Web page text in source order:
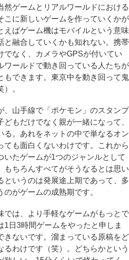
然ゲームとリアルワールドにおける
こに新しいゲームを作っていくかが
えばゲーム機はモバイルという意味
と融合していくかも知れない。携帯
でなく、カメラやGPSが付いてい
ワールドで動き回っている人たちが
もできます。東京中を動き回って鬼
。
山手線で「ポケモン」のスタンプ
もだけでなく親が一緒になって、
る。あれをネットの中で単なるオン
ても面白くないわけです。これから
いたゲームが1つのジャンルとして
もちろんすべてがそうなるとは思い
というのは発展途上期であって、多
がゲームの成熟期です。
は、より手軽なゲームがもっとで
1日3時間ゲームをやったと申しま
きないです。溜まっている原稿をど
るわけです（笑）。どちらかという